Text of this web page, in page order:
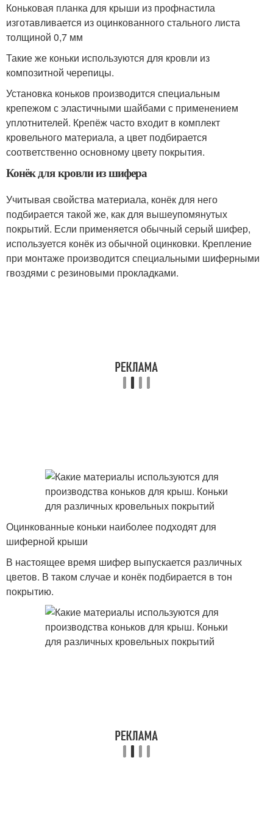
Коньковая планка для крыши из профнастила
изготавливается из оцинкованного стального листа
толщиной 0,7 мм
Такие же коньки используются для кровли из
композитной черепицы.
Установка коньков производится специальным
крепежом с эластичными шайбами с применением
уплотнителей. Крепёж часто входит в комплект
кровельного материала, а цвет подбирается
соответственно основному цвету покрытия.
Конёк для кровли из шифера
Учитывая свойства материала, конёк для него
подбирается такой же, как для вышеупомянутых
покрытий. Если применяется обычный серый шифер,
используется конёк из обычной оцинковки. Крепление
при монтаже производится специальными шиферными
гвоздями с резиновыми прокладками.
Оцинкованные коньки наиболее подходят для
шиферной крыши
В настоящее время шифер выпускается различных
цветов. В таком случае и конёк подбирается в тон
покрытию.